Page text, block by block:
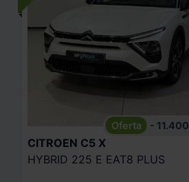
- 11.400
CITROEN C5 X
HYBRID 225 E EAT8 PLUS